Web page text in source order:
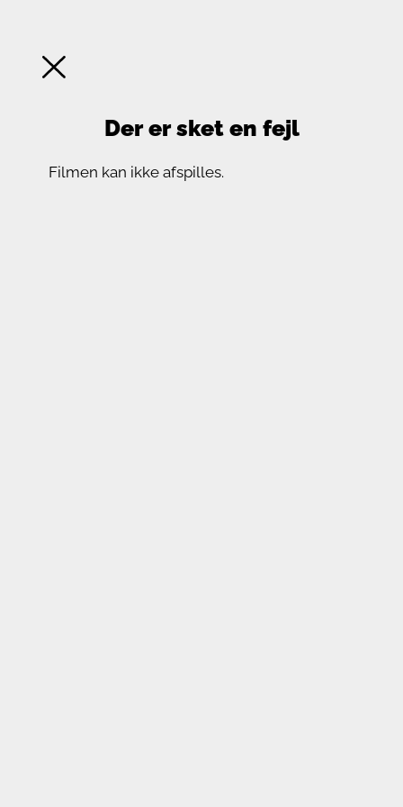
Der er sket en fejl
Filmen kan ikke afspilles.